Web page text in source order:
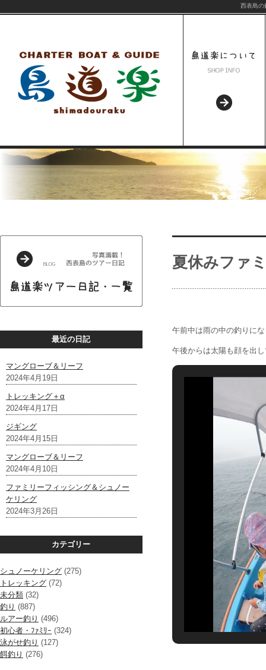
西表島の
最近の日記
マングローブ＆リーフ
2024年4月19日
トレッキング＋α
2024年4月17日
ジギング
2024年4月15日
マングローブ＆リーフ
2024年4月10日
ファミリーフィッシング＆シュノー
ケリング
2024年3月26日
カテゴリー
シュノーケリング (275)
トレッキング (72)
未分類 (32)
釣り (887)
ルアー釣り (496)
初心者・ﾌｧﾐﾘｰ (324)
泳がせ釣り (127)
餌釣り (276)
夏休みファ
午前中は雨の中の釣りに
午後からは太陽も顔を出